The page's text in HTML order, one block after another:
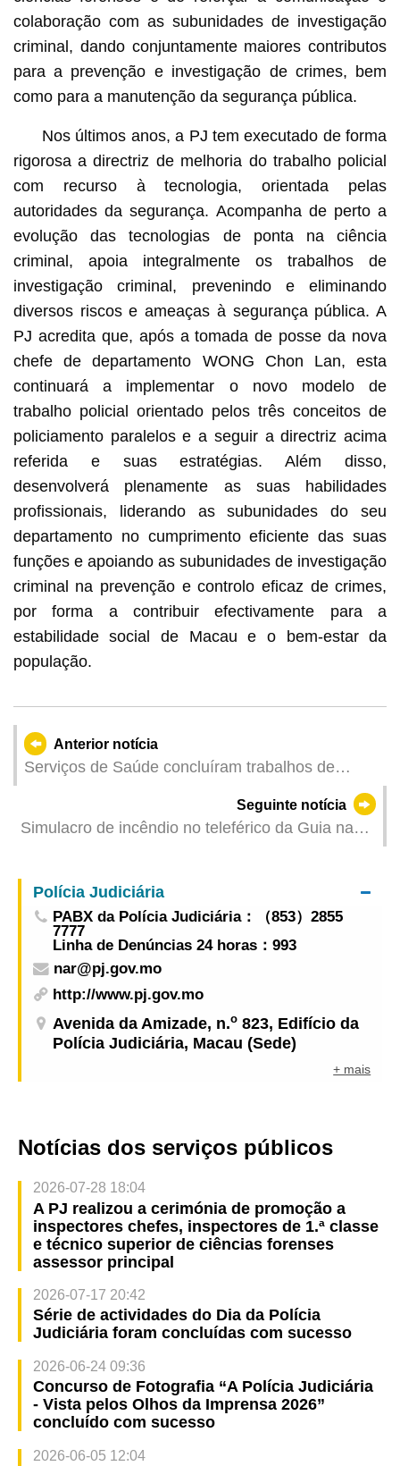
colaboração com as subunidades de investigação
criminal, dando conjuntamente maiores contributos
para a prevenção e investigação de crimes, bem
como para a manutenção da segurança pública.
Nos últimos anos, a PJ tem executado de forma
rigorosa a directriz de melhoria do trabalho policial
com recurso à tecnologia, orientada pelas
autoridades da segurança. Acompanha de perto a
evolução das tecnologias de ponta na ciência
criminal, apoia integralmente os trabalhos de
investigação criminal, prevenindo e eliminando
diversos riscos e ameaças à segurança pública. A
PJ acredita que, após a tomada de posse da nova
chefe de departamento WONG Chon Lan, esta
continuará a implementar o novo modelo de
trabalho policial orientado pelos três conceitos de
policiamento paralelos e a seguir a directriz acima
referida e suas estratégias. Além disso,
desenvolverá plenamente as suas habilidades
profissionais, liderando as subunidades do seu
departamento no cumprimento eficiente das suas
funções e apoiando as subunidades de investigação
criminal na prevenção e controlo eficaz de crimes,
por forma a contribuir efectivamente para a
estabilidade social de Macau e o bem-estar da
população.
Anterior notícia
Serviços de Saúde concluíram trabalhos de
Seguinte notícia
Simulacro de incêndio no teleférico da Guia na
Polícia Judiciária
PABX da Polícia Judiciária：（853）2855
7777
Linha de Denúncias 24 horas：993
nar@pj.gov.mo
http://www.pj.gov.mo
Avenida da Amizade, n.o 823, Edifício da
Polícia Judiciária, Macau (Sede)
+ mais
Notícias dos serviços públicos
2026-07-28 18:04
A PJ realizou a cerimónia de promoção a
inspectores chefes, inspectores de 1.ª classe
e técnico superior de ciências forenses
assessor principal
2026-07-17 20:42
Série de actividades do Dia da Polícia
Judiciária foram concluídas com sucesso
2026-06-24 09:36
Concurso de Fotografia “A Polícia Judiciária
- Vista pelos Olhos da Imprensa 2026”
concluído com sucesso
2026-06-05 12:04